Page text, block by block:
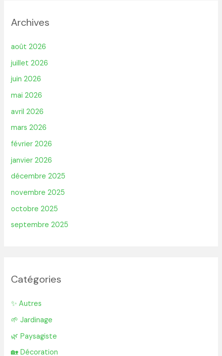
Archives
août 2026
juillet 2026
juin 2026
mai 2026
avril 2026
mars 2026
février 2026
janvier 2026
décembre 2025
novembre 2025
octobre 2025
septembre 2025
Catégories
✨ Autres
🌱 Jardinage
🌿 Paysagiste
🏡 Décoration